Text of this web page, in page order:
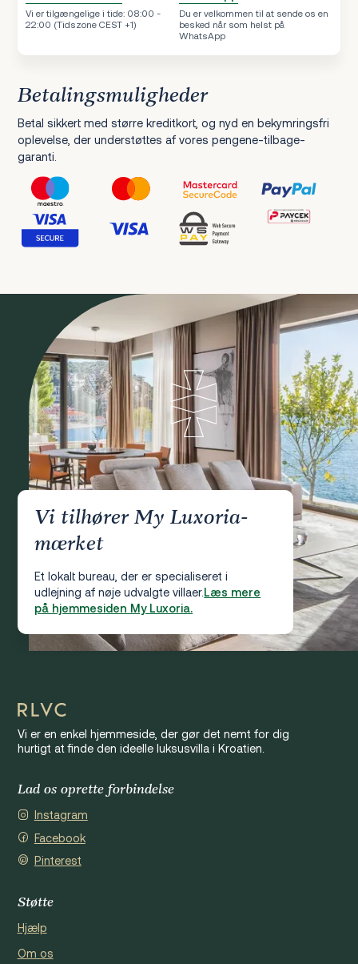
Vi er tilgængelige i tide: 08:00 -
22:00 (Tidszone CEST +1)
Du er velkommen til at sende os en
besked når som helst på
WhatsApp
Betalingsmuligheder
Betal sikkert med større kreditkort, og nyd en bekymringsfri
oplevelse, der understøttes af vores pengene-tilbage-
garanti.
Vi tilhører My Luxoria-
mærket
Et lokalt bureau, der er specialiseret i
udlejning af nøje udvalgte villaer.Læs mere
på hjemmesiden My Luxoria.
Vi er en enkel hjemmeside, der gør det nemt for dig
hurtigt at finde den ideelle luksusvilla i Kroatien.
Lad os oprette forbindelse
Instagram
Facebook
Pinterest
Støtte
Hjælp
Om os